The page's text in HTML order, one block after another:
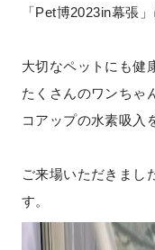
「Pet博2023in幕張
大切なペットにも健
たくさんのワンちゃ
コアップの水素吸入
ご来場いただきまし
す。